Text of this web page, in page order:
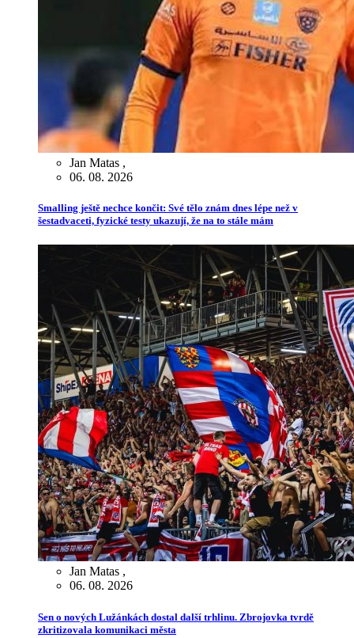
Jan Matas ,
06. 08. 2026
Smalling ještě nechce končit: Své tělo znám dnes lépe než v
šestadvaceti, fyzické testy ukazují, že na to stále mám
Jan Matas ,
06. 08. 2026
Sen o nových Lužánkách dostal další trhlinu. Zbrojovka tvrdě
zkritizovala komunikaci města